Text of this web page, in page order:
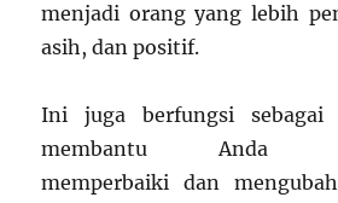
menjadi orang yang lebih
asih, dan positif.
Ini juga berfungsi sebagai
membantu Anda
memperbaiki dan